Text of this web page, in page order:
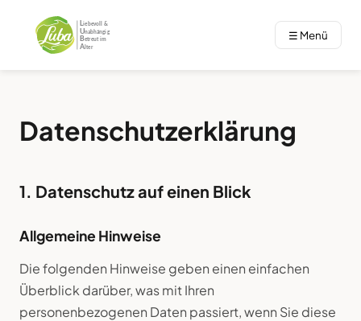
☰ Menü
Datenschutzerklärung
1. Datenschutz auf einen Blick
Allgemeine Hinweise
Die folgenden Hinweise geben einen einfachen
Überblick darüber, was mit Ihren
personenbezogenen Daten passiert, wenn Sie diese